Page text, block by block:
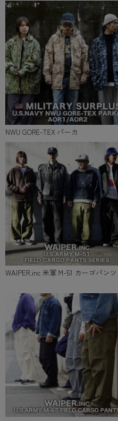
NWU GORE-TEX パーカ
WAIPER.inc 米軍 M-51 カーゴパンツ